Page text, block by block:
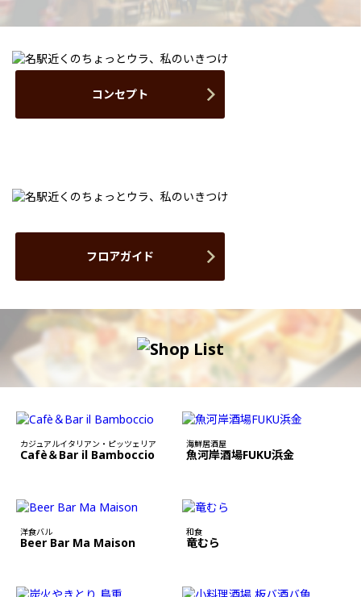
コンセプト
フロアガイド
カジュアルイタリアン・ピッツェリア
Cafè＆Bar il Bamboccio
海鮮居酒屋
魚河岸酒場FUKU浜金
洋食バル
Beer Bar Ma Maison
和食
竜むら